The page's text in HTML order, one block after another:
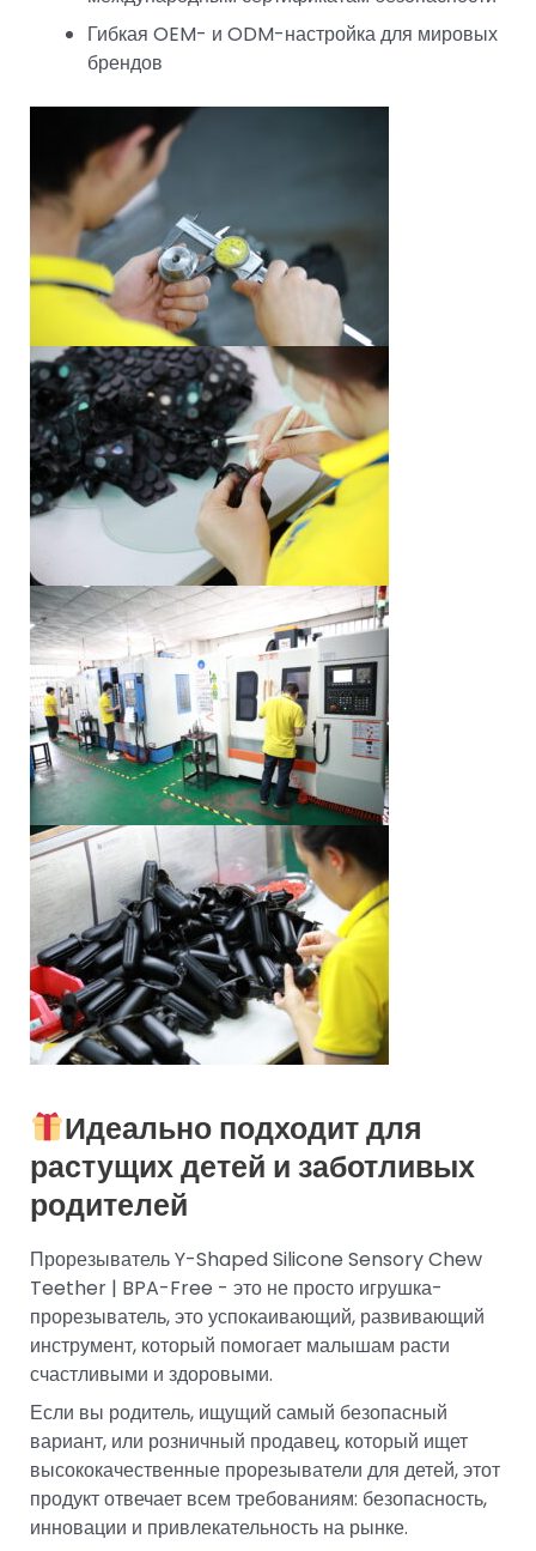
Гибкая OEM- и ODM-настройка для мировых
брендов
Идеально подходит для
растущих детей и заботливых
родителей
Прорезыватель Y-Shaped Silicone Sensory Chew
Teether | BPA-Free - это не просто игрушка-
прорезыватель, это успокаивающий, развивающий
инструмент, который помогает малышам расти
счастливыми и здоровыми.
Если вы родитель, ищущий самый безопасный
вариант, или розничный продавец, который ищет
высококачественные прорезыватели для детей, этот
продукт отвечает всем требованиям: безопасность,
инновации и привлекательность на рынке.